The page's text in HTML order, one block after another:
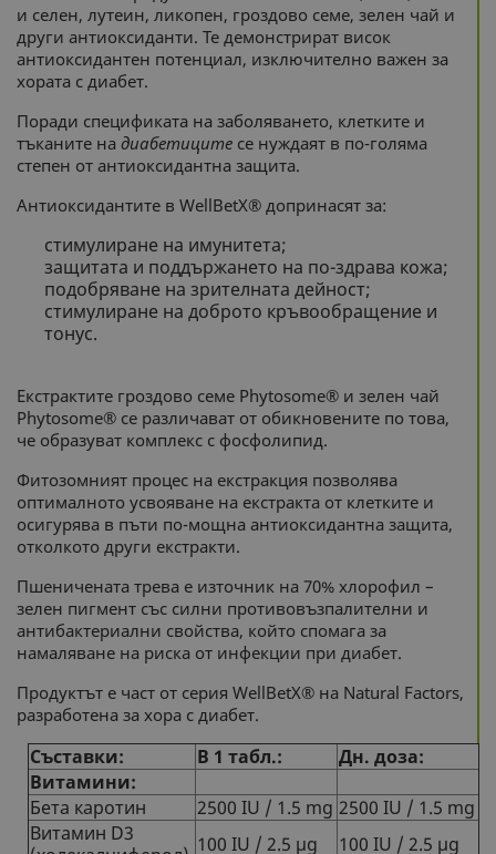
и селен, лутеин, ликопен, гроздово семе, зелен чай и
други антиоксиданти. Те демонстрират висок
антиоксидантен потенциал, изключително важен за
хората с диабет.
Поради спецификата на заболяването, клетките и
тъканите на диабетиците се нуждаят в по-голяма
степен от антиоксидантна защита.
Антиоксидантите в WellBetX® допринасят за:
стимулиране на имунитета;
защитата и поддържането на по-здрава кожа;
подобряване на зрителната дейност;
стимулиране на доброто кръвообращение и
тонус.
Екстрактите гроздово семе Phytosome® и зелен чай
Phytosome® се различават от обикновените по това,
че образуват комплекс с фосфолипид.
Фитозомният процес на екстракция позволява
оптималното усвояване на екстракта от клетките и
осигурява в пъти по-мощна антиоксидантна защита,
отколкото други екстракти.
Пшеничената трева е източник на 70% хлорофил –
зелен пигмент със силни противовъзпалителни и
антибактериални свойства, който спомага за
намаляване на риска от инфекции при диабет.
Продуктът е част от серия WellBetX® на Natural Factors,
разработена за хора с диабет.
Съставки: В 1 табл.:
Дн. доза:
Витамини:
Бета каротин
2500 IU / 1.5 mg 2500 IU / 1.5 mg
Витамин D3
100 IU / 2.5 µg
100 IU / 2.5 µg